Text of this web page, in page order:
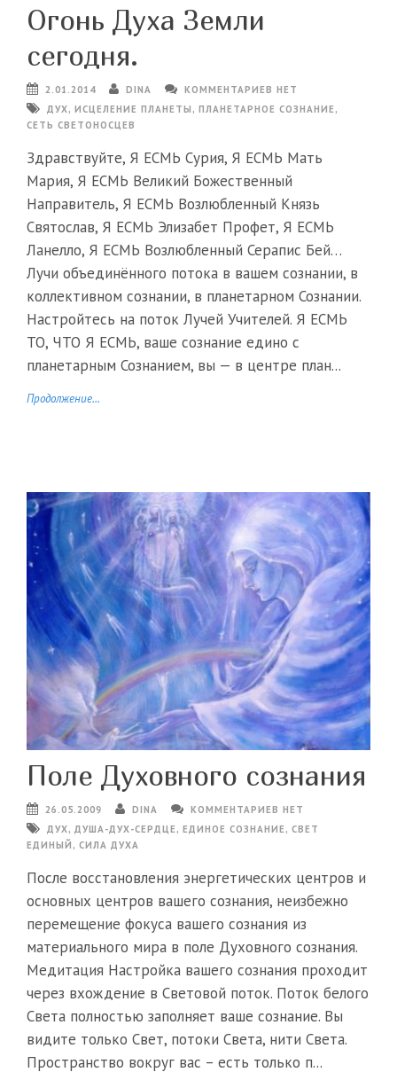
Огонь Духа Земли
сегодня.
2.01.2014 DINA
КОММЕНТАРИЕВ НЕТ
ДУХ, ИСЦЕЛЕНИЕ ПЛАНЕТЫ , ПЛАНЕТАРНОЕ СОЗНАНИЕ,
СЕТЬ СВЕТОНОСЦЕВ
Здравствуйте, Я ЕСМЬ Сурия, Я ЕСМЬ Мать
Мария, Я ЕСМЬ Великий Божественный
Направитель, Я ЕСМЬ Возлюбленный Князь
Святослав, Я ЕСМЬ Элизабет Профет, Я ЕСМЬ
Ланелло, Я ЕСМЬ Возлюбленный Серапис Бей…
Лучи объединённого потока в вашем сознании, в
коллективном сознании, в планетарном Сознании.
Настройтесь на поток Лучей Учителей. Я ЕСМЬ
ТО, ЧТО Я ЕСМЬ, ваше сознание едино с
планетарным Сознанием, вы — в центре план...
Продолжение...
Поле Духовного сознания
26.05.2009 DINA
КОММЕНТАРИЕВ НЕТ
ДУХ, ДУША-ДУХ-СЕРДЦЕ, ЕДИНОЕ СОЗНАНИЕ, СВЕТ
ЕДИНЫЙ , СИЛА ДУХА
После восстановления энергетических центров и
основных центров вашего сознания, неизбежно
перемещение фокуса вашего сознания из
материального мира в поле Духовного сознания.
Медитация Настройка вашего сознания проходит
через вхождение в Световой поток. Поток белого
Света полностью заполняет ваше сознание. Вы
видите только Свет, потоки Света, нити Света.
Пространство вокруг вас – есть только п...